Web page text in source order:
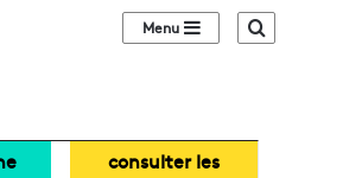
Sidebar (barre
consulter les